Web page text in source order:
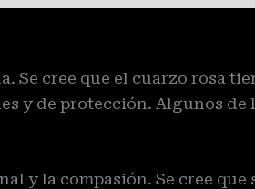
Se cree que el cuarzo rosa
y de protección. Algunos de
y la compasión. Se cree que